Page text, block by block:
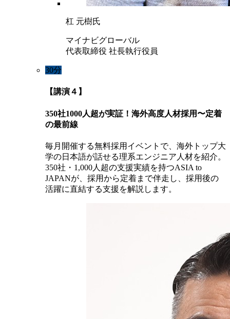
杠 元樹氏
マイナビグローバル
代表取締役 社長執行役員
30分
【講演４】
350社1000人超が実証！海外高度人材採用〜定着
の最前線
毎月開催する無料採用イベントで、海外トップ大
学の日本語が話せる理系エンジニア人材を紹介。
350社・1,000人超の支援実績を持つASIA to
JAPANが、採用から定着まで伴走し、採用後の
活躍に直結する支援を解説します。